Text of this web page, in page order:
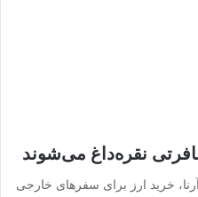
نقره‌داغ می‌شوند
خرید ارز برای سفرهای خارجی